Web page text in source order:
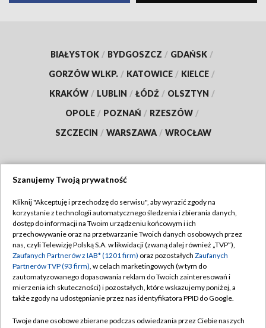
BIAŁYSTOK / BYDGOSZCZ / GDAŃSK /
GORZÓW WLKP. / KATOWICE / KIELCE /
KRAKÓW / LUBLIN / ŁÓDŹ / OLSZTYN /
OPOLE / POZNAŃ / RZESZÓW /
SZCZECIN / WARSZAWA / WROCŁAW
TVP
Abonament TVP
Emisja w TVP
Centrum informacji TVP
Naziemna Telewizja Cyfrowa
Regulamin TVP
Polityka prywatności
Moje zgody
Pomoc
Szanujemy Twoją prywatność
Kliknij "Akceptuję i przechodzę do serwisu", aby wyrazić zgody na
korzystanie z technologii automatycznego śledzenia i zbierania danych,
dostęp do informacji na Twoim urządzeniu końcowym i ich
przechowywanie oraz na przetwarzanie Twoich danych osobowych przez
nas, czyli Telewizję Polską S.A. w likwidacji (zwaną dalej również „TVP”),
Zaufanych Partnerów z IAB* (1201 firm) oraz pozostałych Zaufanych
Partnerów TVP (93 firm), w celach marketingowych (w tym do
zautomatyzowanego dopasowania reklam do Twoich zainteresowań i
mierzenia ich skuteczności) i pozostałych, które wskazujemy poniżej, a
także zgody na udostępnianie przez nas identyfikatora PPID do Google.
Twoje dane osobowe zbierane podczas odwiedzania przez Ciebie naszych